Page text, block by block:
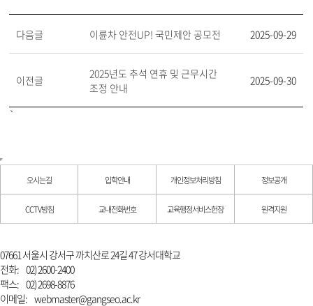
다음글 이륜차 안전UP! 국민제안 공모전 2025-09-29
이전글
2025년도 추석 연휴 및 근무시간
조정 안내
2025-09-30
`
오시는길 입학안내 개인정보처리방침 정보공개
CCTV방침 교내전화번호 교육행정서비스헌장 원격지원
07661 서울시 강서구 까치산로 24길 47 강서대학교
전화: 02) 2600-2400
팩스: 02) 2698-8876
이메일: webmaster@gangseo.ac.kr